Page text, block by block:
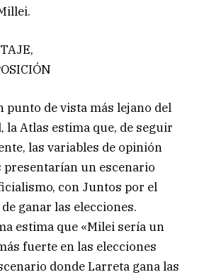
punto de vista más lejano del
la Atlas estima que, de seguir
las variables de opinión
presentarían un escenario
con Juntos por el
ganar las elecciones.
estima que «Milei sería un
fuerte en las elecciones
donde Larreta gana las